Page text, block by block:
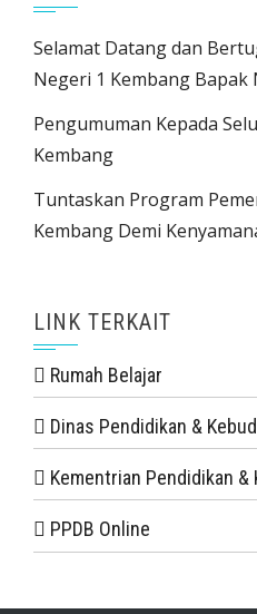
Selamat Datang dan
Negeri 1 Kembang Bapak
Pengumuman Kepada
Kembang
Tuntaskan Program
Kembang Demi
LINK TERKAIT
Rumah Belajar
Dinas Pendidikan &
Kementrian Pendidikan &
PPDB Online